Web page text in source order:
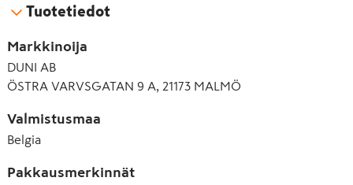
Tuotetiedot
Markkinoija
DUNI AB
ÖSTRA VARVSGATAN 9 A, 21173 MALMÖ
Valmistusmaa
Belgia
Pakkausmerkinnät